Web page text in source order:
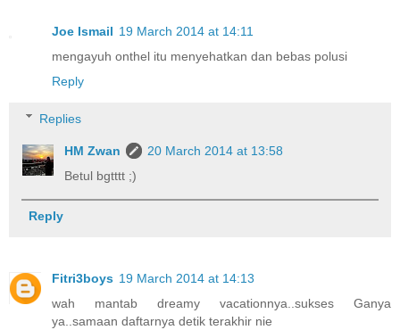
Joe Ismail 19 March 2014 at 14:11
mengayuh onthel itu menyehatkan dan bebas polusi
Reply
Replies
HM Zwan
20 March 2014 at 13:58
Betul bgtttt ;)
Reply
Fitri3boys 19 March 2014 at 14:13
wah mantab dreamy vacationnya..sukses Ganya
ya..samaan daftarnya detik terakhir nie